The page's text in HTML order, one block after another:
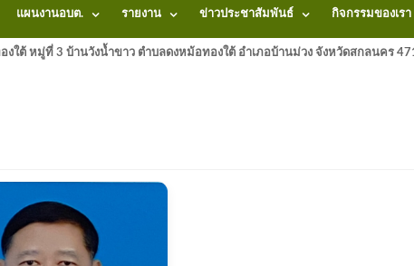
แผนงานอบต. รายงาน ข่าวประชาสัมพันธ์ กิจกรรมของเรา
ใต้ หมู่ที่ 3 บ้านวังน้ำขาว ตำบลดงหม้อทองใต้ อำเภอบ้านม่วง จังหวัดสกลนคร